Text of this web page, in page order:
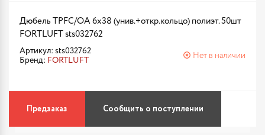
Дюбель TPFC/ОА 6х38 (унив.+откр.кольцо) полиэт. 50шт
FORTLUFT sts032762
Артикул: sts032762
Бренд: FORTLUFT
Нет в наличии
Предзаказ Сообщить о поступлении